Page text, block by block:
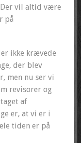
vil altid være
på
ikke krævede
der blev
men nu ser vi
revisorer og
af
er, at vi er i
tiden er på